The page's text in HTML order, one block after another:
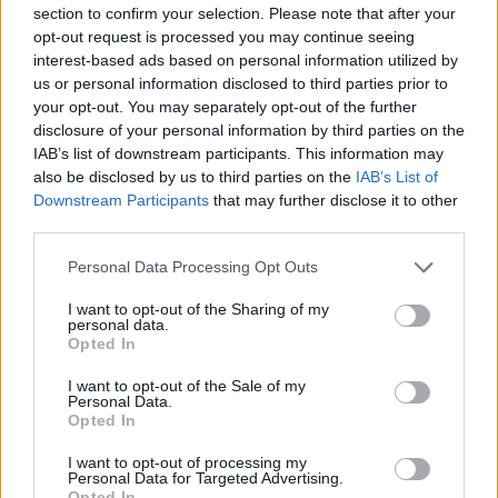
section to confirm your selection. Please note that after your
opt-out request is processed you may continue seeing
interest-based ads based on personal information utilized by
us or personal information disclosed to third parties prior to
your opt-out. You may separately opt-out of the further
disclosure of your personal information by third parties on the
IAB’s list of downstream participants. This information may
also be disclosed by us to third parties on the IAB’s List of
Downstream Participants that may further disclose it to other
Personal Data Processing Opt Outs
I want to opt-out of the Sharing of my
personal data.
Opted In
I want to opt-out of the Sale of my
Personal Data.
Opted In
I want to opt-out of processing my
Personal Data for Targeted Advertising.
Safe Place per la comunità studentesca LGBT+, in
modo che possa sentirsi libera, ascoltata, supportata e
al sicuro là dove l’ambiente scolastico viene spesso
percepito come luogo “unsafe” a causa di bullismo,
episodi di omobilesbotransfobia e discriminazione. Per
aver integrato la dimensione online e offline in
maniera sapiente e fruibile: uno short film e un
manifesto hanno aperto la strada a 1.000 ore di
Safe Place virtuale, dove ogni persona possa sentirsi
informato per i propri problemi, grazie alla firmata con
Arcigay, come racconta in maniera efficace la
Premio Accessibilità - Design 4 All a Ikea Italia per
“Quiet Hours”: “Per aver costruito una shopping
sollecitazioni in ambito retail possano essere fonte di